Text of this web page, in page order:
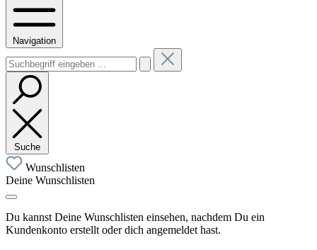
Navigation
Suche
Wunschlisten
Deine Wunschlisten
Du kannst Deine Wunschlisten einsehen, nachdem Du ein
Kundenkonto erstellt oder dich angemeldet hast.